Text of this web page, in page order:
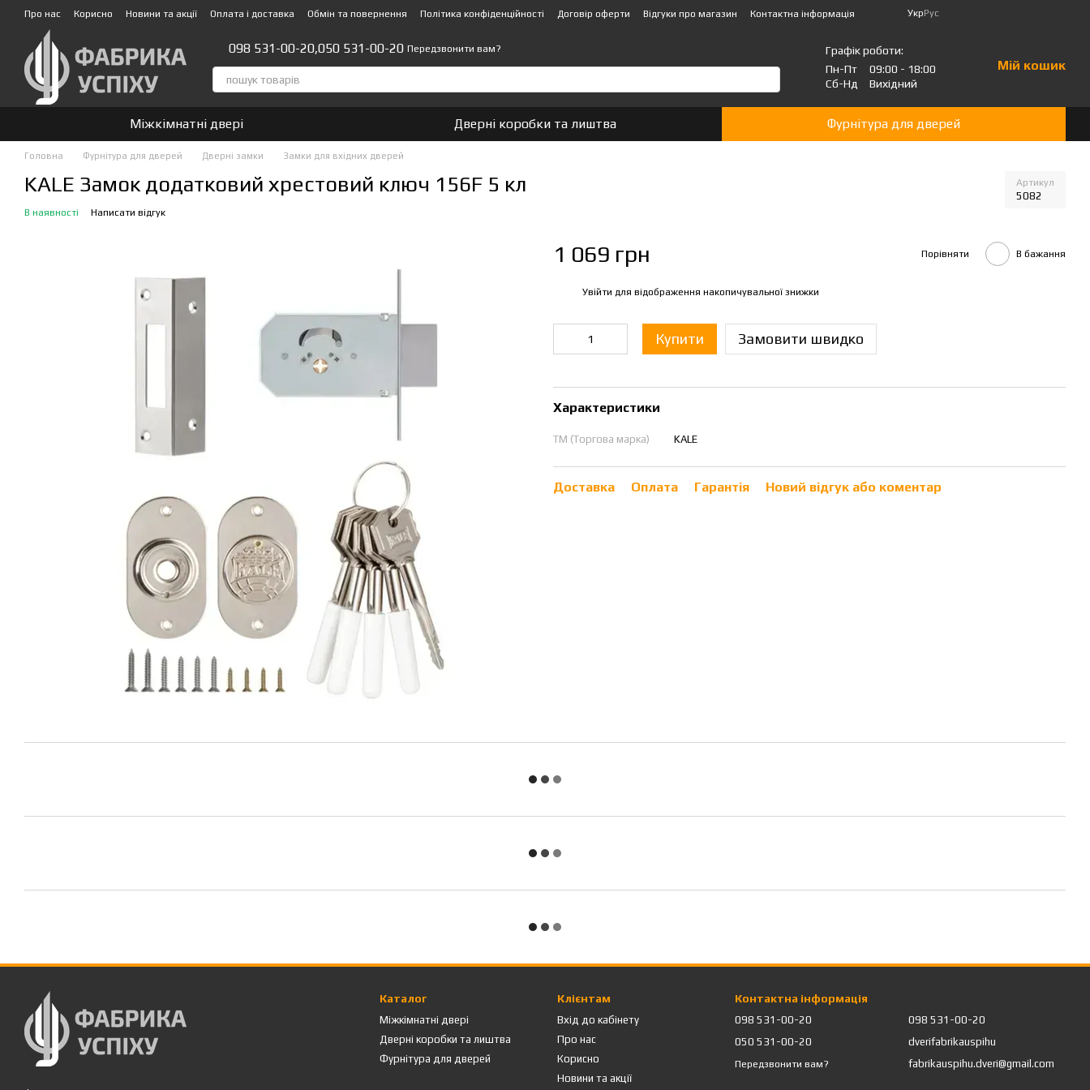
Перейти до основного контенту
Про нас Корисно Новини та акції Оплата і доставка Обмін та повернення Політика конфіденційності Договір оферти Відгуки про магазин
Контактна інформація
Стати партнером!👍
УкрРус
098 531-00-20,050 531-00-20 Передзвонити вам?
Графік роботи:
Пн-Пт
09:00 - 18:00
Сб-Нд
Вихідний
Мій кошик
Міжкімнатні двері Дверні коробки та лиштва Фурнітура для дверей
Головна Фурнітура для дверей Дверні замки Замки для вхідних дверей
KALE Замок додатковий хрестовий ключ 156F 5 кл Артикул
5082
В наявності Написати відгук
1 069 грн Порівняти В бажання
Увійти для відображення накопичувальної знижки
Купити Замовити швидко
Характеристики
ТМ (Торгова марка) KALE
Доставка Оплата Гарантія Новий відгук або коментар
Каталог
Міжкімнатні двері
Дверні коробки та лиштва
Фурнітура для дверей
Клієнтам
Вхід до кабінету
Про нас
Корисно
Новини та акції
Контактна інформація
098 531-00-20
050 531-00-20
Передзвонити вам?
098 531-00-20
dverifabrikauspihu
fabrikauspihu.dveri@gmail.com